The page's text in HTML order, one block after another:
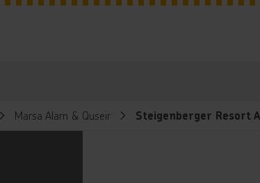
Marsa Alam & Quseir Steigenberger Resort